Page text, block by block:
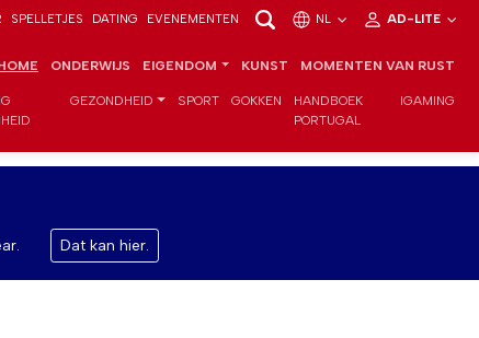
SPELLETJES DATING EVENEMENTEN NL AD-LITE
ONDERWIJS EIGENDOM KUNST MOMENTEN VAN RUST
GEZONDHEID SPORT GOKKEN
HANDBOEK
PORTUGAL
IGAMING
Dat kan hier.